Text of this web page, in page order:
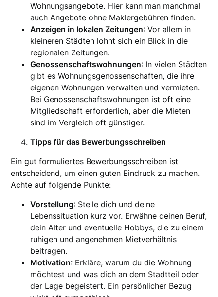
Wohnungsangebote. Hier kann man manchmal
auch Angebote ohne Maklergebühren finden.
Anzeigen in lokalen Zeitungen: Vor allem in
kleineren Städten lohnt sich ein Blick in die
regionalen Zeitungen.
Genossenschaftswohnungen: In vielen Städten
gibt es Wohnungsgenossenschaften, die ihre
eigenen Wohnungen verwalten und vermieten.
Bei Genossenschaftswohnungen ist oft eine
Mitgliedschaft erforderlich, aber die Mieten
sind im Vergleich oft günstiger.
Tipps für das Bewerbungsschreiben
Ein gut formuliertes Bewerbungsschreiben ist
entscheidend, um einen guten Eindruck zu machen.
Achte auf folgende Punkte:
Vorstellung: Stelle dich und deine
Lebenssituation kurz vor. Erwähne deinen Beruf,
dein Alter und eventuelle Hobbys, die zu einem
ruhigen und angenehmen Mietverhältnis
beitragen.
Motivation: Erkläre, warum du die Wohnung
möchtest und was dich an dem Stadtteil oder
der Lage begeistert. Ein persönlicher Bezug